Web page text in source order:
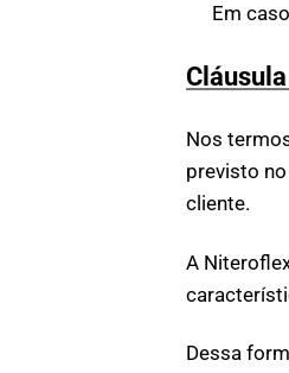
Em
Nos
previsto
cliente.
A
Dessa